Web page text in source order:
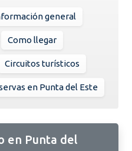
general
Como llegar
Circuitos turísticos
en Punta del Este
en Punta del